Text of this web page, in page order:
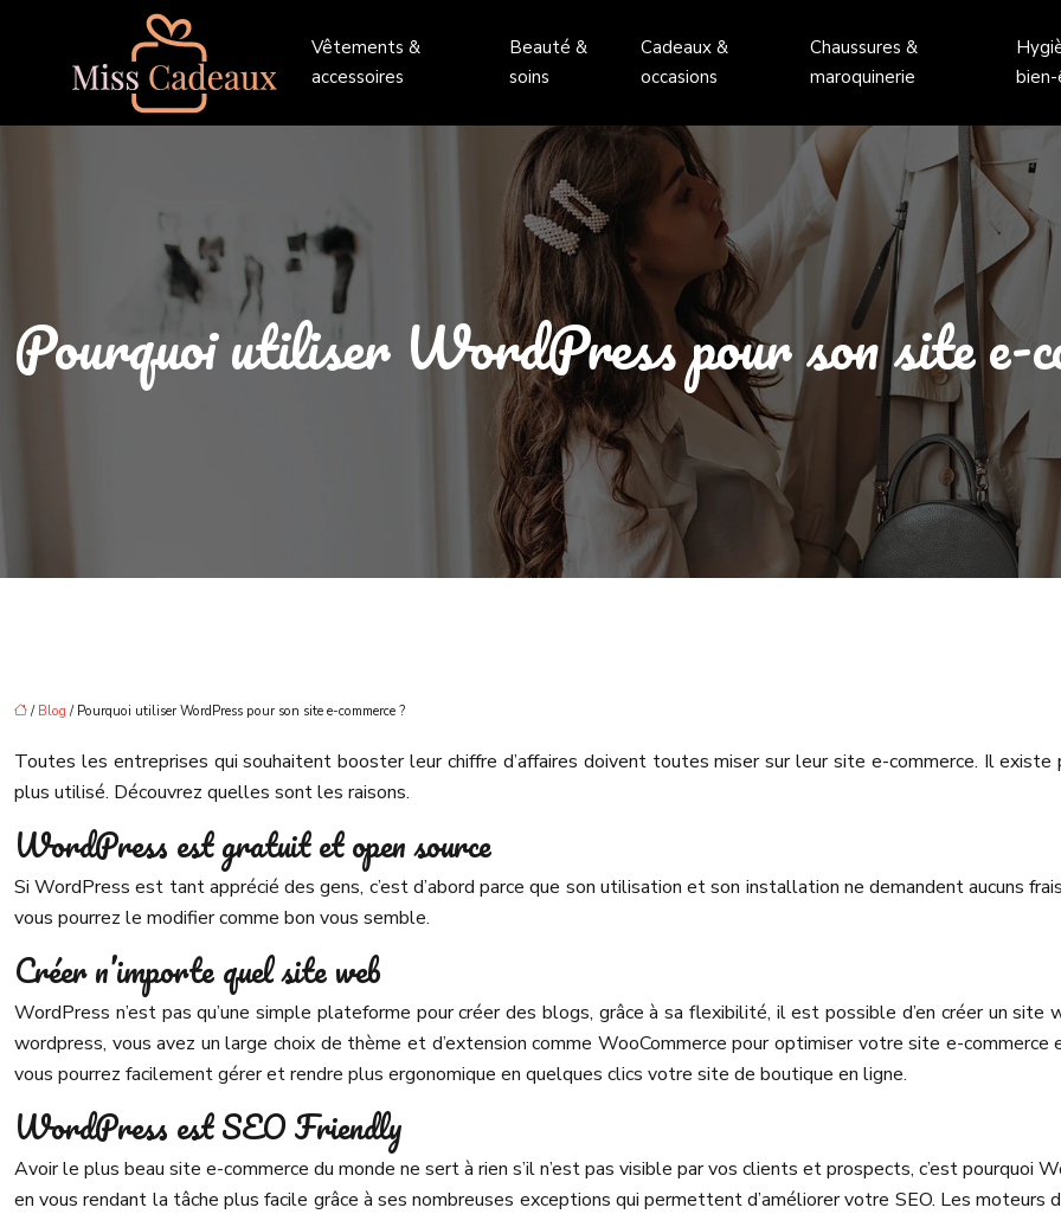
Vêtements &
accessoires
Beauté &
soins
Cadeaux &
occasions
Chaussures &
maroquinerie
Pourquoi utiliser WordPress pour son site e-
/ Blog / Pourquoi utiliser WordPress pour son site e-commerce ?
Toutes les entreprises qui souhaitent booster leur chiffre d’affaires doivent toutes miser sur leur site e-commerce. Il
plus utilisé. Découvrez quelles sont les raisons.
WordPress est gratuit et open source
Si WordPress est tant apprécié des gens, c’est d’abord parce que son utilisation et son installation ne demandent aucuns
vous pourrez le modifier comme bon vous semble.
Créer n’importe quel site web
WordPress n’est pas qu’une simple plateforme pour créer des blogs, grâce à sa flexibilité, il est possible d’en créer un
wordpress, vous avez un large choix de thème et d’extension comme WooCommerce pour optimiser votre site e-
vous pourrez facilement gérer et rendre plus ergonomique en quelques clics votre site de boutique en ligne.
WordPress est SEO Friendly
Avoir le plus beau site e-commerce du monde ne sert à rien s’il n’est pas visible par vos clients et prospects, c’est
en vous rendant la tâche plus facile grâce à ses nombreuses exceptions qui permettent d’améliorer votre SEO. Les moteurs